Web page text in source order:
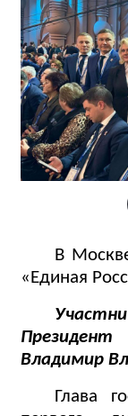
В
«Единая
Владимир
Глава